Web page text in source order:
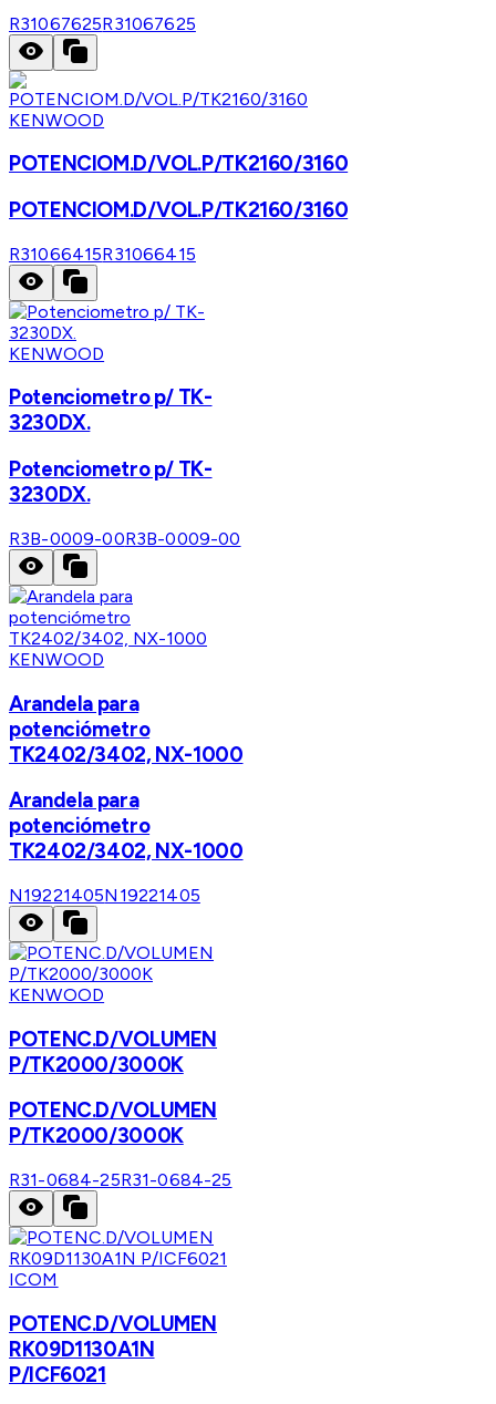
R31067625R31067625
KENWOOD
POTENCIOM.D/VOL.P/TK2160/3160
POTENCIOM.D/VOL.P/TK2160/3160
R31066415R31066415
KENWOOD
Potenciometro p/ TK-
3230DX.
Potenciometro p/ TK-
3230DX.
R3B-0009-00R3B-0009-00
KENWOOD
Arandela para
potenciómetro
TK2402/3402, NX-1000
Arandela para
potenciómetro
TK2402/3402, NX-1000
N19221405N19221405
KENWOOD
POTENC.D/VOLUMEN
P/TK2000/3000K
POTENC.D/VOLUMEN
P/TK2000/3000K
R31-0684-25R31-0684-25
ICOM
POTENC.D/VOLUMEN
RK09D1130A1N
P/ICF6021